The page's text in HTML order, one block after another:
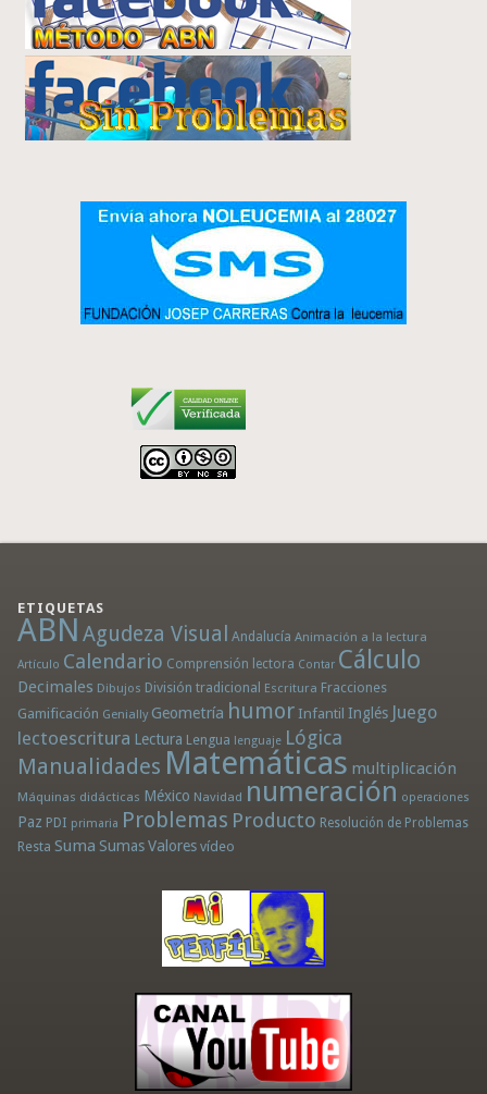
ETIQUETAS
ABN Agudeza Visual Andalucía Animación a la lectura
Artículo Calendario Comprensión lectora Contar Cálculo
Decimales Dibujos División tradicional Escritura Fracciones
Gamificación Genially Geometría humor Infantil Inglés Juego
lectoescritura Lectura Lengua lenguaje Lógica
Manualidades Matemáticas multiplicación
Máquinas didácticas México Navidad numeración operaciones
Paz PDI primaria Problemas Producto Resolución de Problemas
Resta Suma Sumas Valores vídeo